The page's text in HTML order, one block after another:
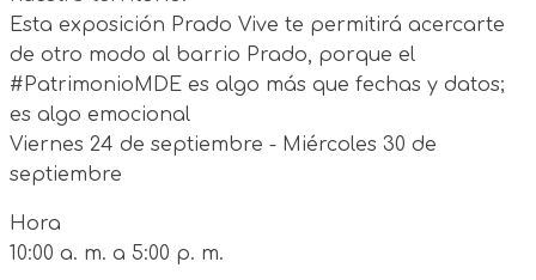
Esta exposición Prado Vive te permitirá acercarte
de otro modo al barrio Prado, porque el
#PatrimonioMDE es algo más que fechas y datos;
es algo emocional
Viernes 24 de septiembre - Miércoles 30 de
septiembre
Hora
10:00 a. m. a 5:00 p. m.